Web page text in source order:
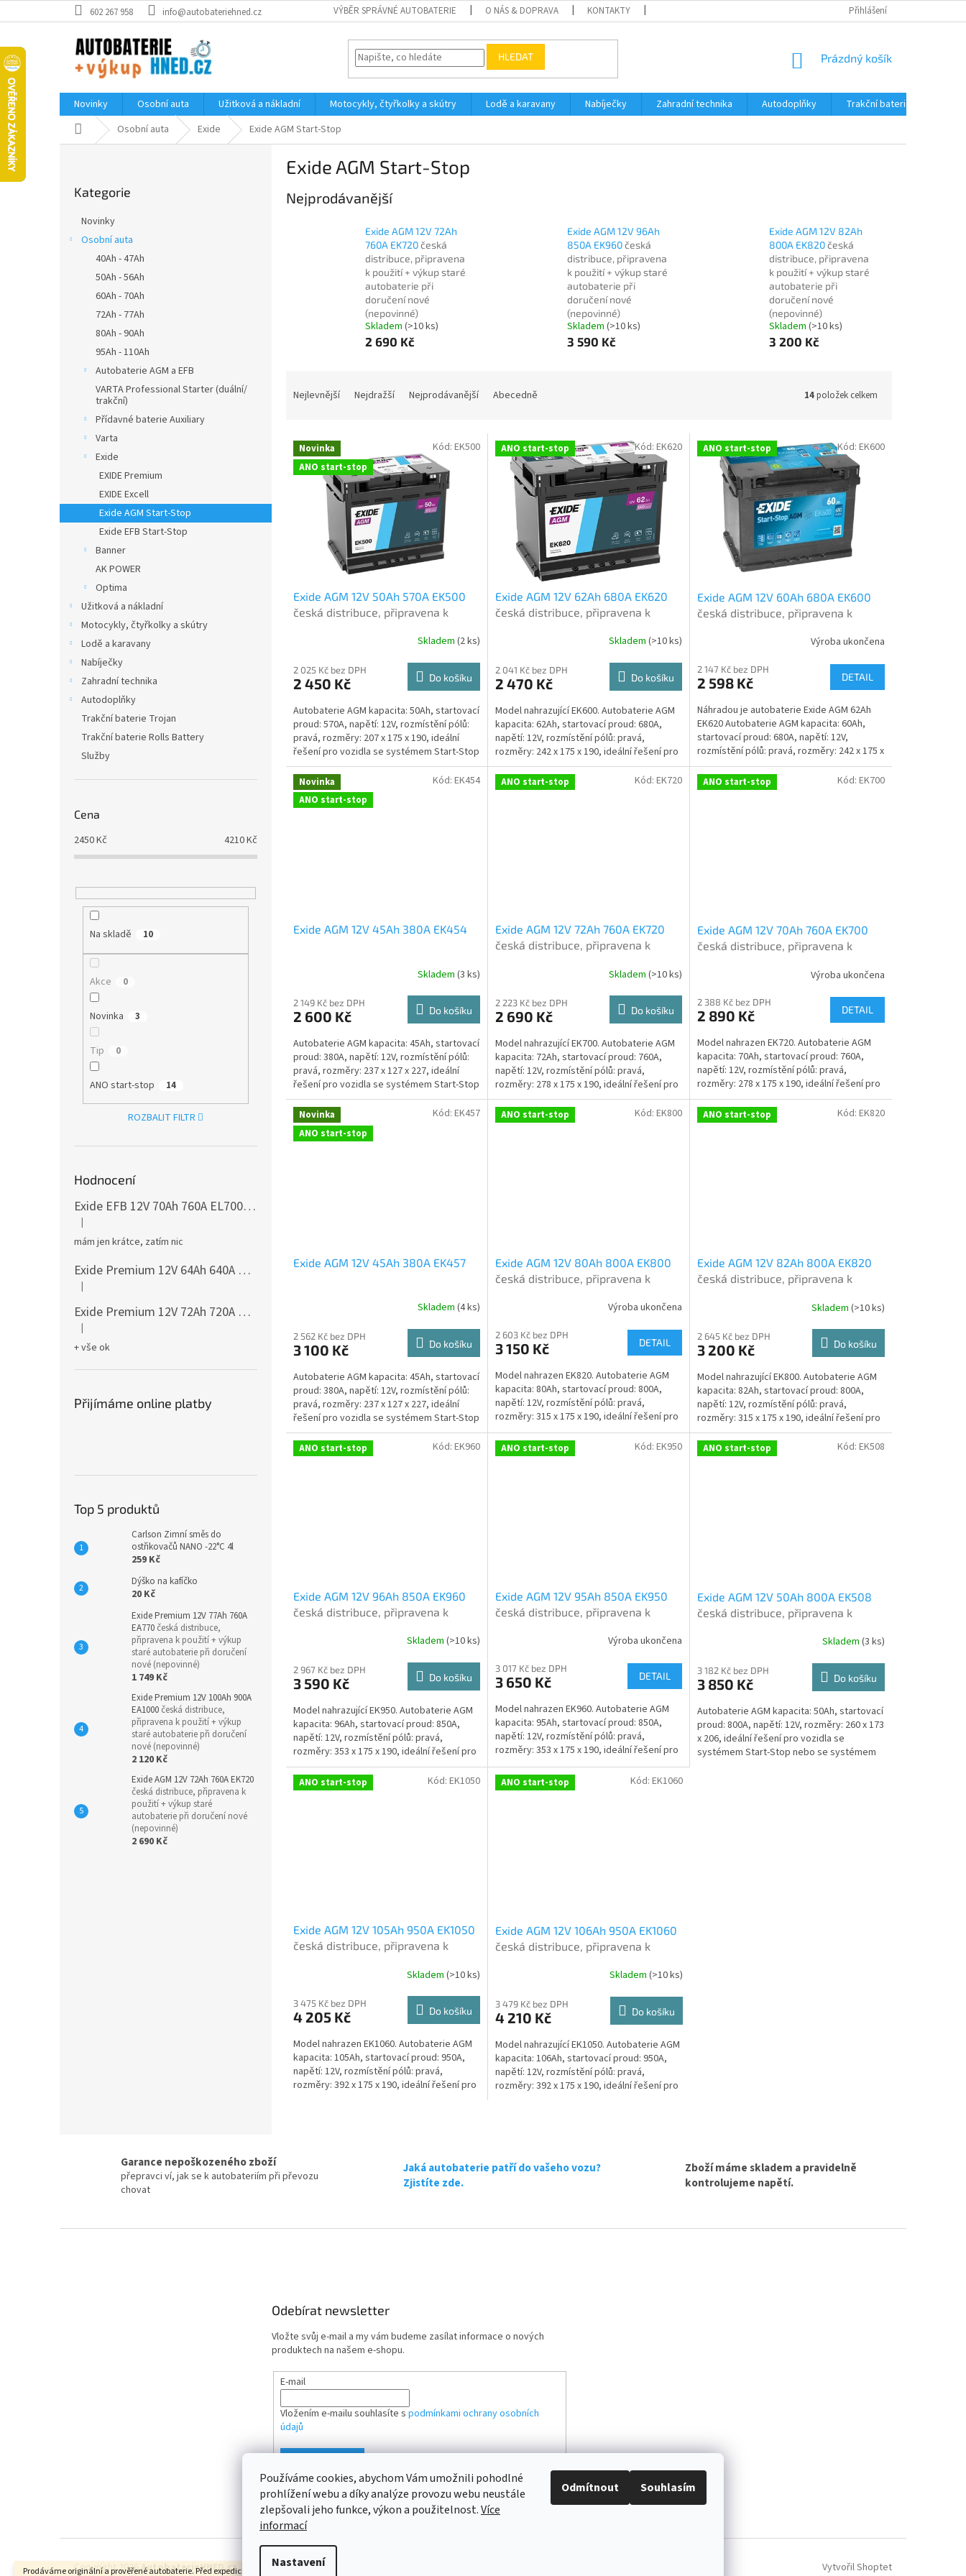
Používáme cookies, abychom Vám umožnili pohodlné
prohlížení webu a díky analýze provozu webu neustále
zlepšovali jeho funkce, výkon a použitelnost.Více
informací
Nastavení
Odmítnout Souhlasím
na
Prodáváme originální a prověřené autobaterie. Před expedicí měříme napětí.
602 267 958 info@autobateriehned.cz VÝBĚR SPRÁVNÉ AUTOBATERIE O NÁS & DOPRAVA KONTAKTY REKLAMACE A VRÁCENÍ ZBOŽÍ
Přihlášení
HLEDAT
NÁKUPNÍ
Prázdný košík
Novinky Osobní auta Užitková a nákladní Motocykly, čtyřkolky a skútry Lodě a karavany Nabíječky Zahradní technika Autodoplňky
Trakční baterie Trojan
Domů Osobní auta Exide Exide AGM Start-Stop
kategorie
Kategorie
Novinky
Osobní auta
40Ah - 47Ah
50Ah - 56Ah
60Ah - 70Ah
72Ah - 77Ah
80Ah - 90Ah
95Ah - 110Ah
Autobaterie AGM a EFB
VARTA Professional Starter (duální/
trakční)
Přídavné baterie Auxiliary
Varta
Exide
EXIDE Premium
EXIDE Excell
Exide AGM Start-Stop
Exide EFB Start-Stop
Banner
AK POWER
Optima
Užitková a nákladní
Motocykly, čtyřkolky a skútry
Lodě a karavany
Nabíječky
Zahradní technika
Autodoplňky
Trakční baterie Trojan
Trakční baterie Rolls Battery
Služby
Cena
2450Kč 4210Kč
Na skladě 10
Akce 0
Novinka 3
Tip 0
ANO start-stop 14
ROZBALIT FILTR
Hodnocení
Exide EFB 12V 70Ah 760A EL700česká distribuce, připravena k použití + výkup staré autobaterie při doručení nové (nepovinné)
Hodnocení produktu je 5 z 5 hvězdiček.
|
mám jen krátce, zatím nic
Exide Premium 12V 64Ah 640A EA640 česká distribuce, připravena k použití + výkup staré autobaterie při doručení nové (nepovinné)
Hodnocení produktu je 5 z 5 hvězdiček.
|
Exide Premium 12V 72Ah 720A EA722 česká distribuce, připravena k použití + výkup staré autobaterie při doručení nové (nepovinné)
Hodnocení produktu je 5 z 5 hvězdiček.
|
+ vše ok
Přijímáme online platby
Top 5 produktů
Carlson Zimní směs do
ostřikovačů NANO -22°C 4l
259 Kč
Dýško na kafíčko
20 Kč
Exide Premium 12V 77Ah 760A
EA770 česká distribuce,
připravena k použití + výkup
staré autobaterie při doručení
nové (nepovinné)
1 749 Kč
Exide Premium 12V 100Ah 900A
EA1000 česká distribuce,
připravena k použití + výkup
staré autobaterie při doručení
nové (nepovinné)
2 120 Kč
Exide AGM 12V 72Ah 760A EK720
česká distribuce, připravena k
použití + výkup staré
autobaterie při doručení nové
(nepovinné)
2 690 Kč
Exide AGM Start-Stop
Nejprodávanější
Exide AGM 12V 72Ah
760A EK720česká
distribuce, připravena
k použití + výkup staré
autobaterie při
doručení nové
(nepovinné)
Skladem (>10 ks)
2 690 Kč
Exide AGM 12V 96Ah
850A EK960česká
distribuce, připravena
k použití + výkup staré
autobaterie při
doručení nové
(nepovinné)
Skladem (>10 ks)
3 590 Kč
Exide AGM 12V 82Ah
800A EK820česká
distribuce, připravena
k použití + výkup staré
autobaterie při
doručení nové
(nepovinné)
Skladem (>10 ks)
3 200 Kč
n
p
Nejlevnější Nejdražší Nejprodávanější Abecedně 14položek celkem
V
p
Novinka
ANO start-stop
Exide AGM 12V 50Ah 570A EK500
česká distribuce, připravena k
při doručení nové (nepovinné)
Skladem (2 ks)
2 025 Kč bez DPH
2 450 Kč Do košíku
Autobaterie AGM kapacita: 50Ah, startovací
proud: 570A, napětí: 12V, rozmístění pólů:
pravá, rozměry: 207 x 175 x 190, ideální
řešení pro vozidla se systémem Start-Stop
nebo se...
Kód: EK500 ANO start-stop
Exide AGM 12V 62Ah 680A EK620
česká distribuce, připravena k
při doručení nové (nepovinné)
Skladem (>10 ks)
2 041 Kč bez DPH
2 470 Kč Do košíku
Model nahrazující EK600. Autobaterie AGM
kapacita: 62Ah, startovací proud: 680A,
napětí: 12V, rozmístění pólů: pravá,
rozměry: 242 x 175 x 190, ideální řešení pro
vozidla...
Kód: EK620 ANO start-stop
Exide AGM 12V 60Ah 680A EK600
česká distribuce, připravena k
při doručení nové (nepovinné)
Výroba ukončena
2 147 Kč bez DPH
2 598 Kč DETAIL
Náhradou je autobaterie Exide AGM 62Ah
EK620 Autobaterie AGM kapacita: 60Ah,
startovací proud: 680A, napětí: 12V,
rozmístění pólů: pravá, rozměry: 242 x 175 x
190, ideální...
Kód: EK600
Novinka
ANO start-stop
Exide AGM 12V 45Ah 380A EK454
Skladem (3 ks)
2 149 Kč bez DPH
2 600 Kč Do košíku
Autobaterie AGM kapacita: 45Ah, startovací
proud: 380A, napětí: 12V, rozmístění pólů:
pravá, rozměry: 237 x 127 x 227, ideální
řešení pro vozidla se systémem Start-Stop
nebo se...
Kód: EK454 ANO start-stop
Exide AGM 12V 72Ah 760A EK720
česká distribuce, připravena k
při doručení nové (nepovinné)
produktu
je
z
5
hvězdiček.
Skladem (>10 ks)
2 223 Kč bez DPH
2 690 Kč Do košíku
Model nahrazující EK700. Autobaterie AGM
kapacita: 72Ah, startovací proud: 760A,
napětí: 12V, rozmístění pólů: pravá,
rozměry: 278 x 175 x 190, ideální řešení pro
vozidla se...
Kód: EK720 ANO start-stop
Exide AGM 12V 70Ah 760A EK700
česká distribuce, připravena k
při doručení nové (nepovinné)
produktu
je
z
5
hvězdiček.
Výroba ukončena
2 388 Kč bez DPH
2 890 Kč DETAIL
Model nahrazen EK720. Autobaterie AGM
kapacita: 70Ah, startovací proud: 760A,
napětí: 12V, rozmístění pólů: pravá,
rozměry: 278 x 175 x 190, ideální řešení pro
vozidla se...
Kód: EK700
Novinka
ANO start-stop
Exide AGM 12V 45Ah 380A EK457
Skladem (4 ks)
2 562 Kč bez DPH
3 100 Kč Do košíku
Autobaterie AGM kapacita: 45Ah, startovací
proud: 380A, napětí: 12V, rozmístění pólů:
pravá, rozměry: 237 x 127 x 227, ideální
řešení pro vozidla se systémem Start-Stop
nebo se...
Kód: EK457 ANO start-stop
Exide AGM 12V 80Ah 800A EK800
česká distribuce, připravena k
při doručení nové (nepovinné)
produktu
je
z
5
hvězdiček.
Výroba ukončena
2 603 Kč bez DPH
3 150 Kč DETAIL
Model nahrazen EK820. Autobaterie AGM
kapacita: 80Ah, startovací proud: 800A,
napětí: 12V, rozmístění pólů: pravá,
rozměry: 315 x 175 x 190, ideální řešení pro
vozidla se...
Kód: EK800 ANO start-stop
Exide AGM 12V 82Ah 800A EK820
česká distribuce, připravena k
při doručení nové (nepovinné)
produktu
je
z
5
hvězdiček.
Skladem (>10 ks)
2 645 Kč bez DPH
3 200 Kč Do košíku
Model nahrazující EK800. Autobaterie AGM
kapacita: 82Ah, startovací proud: 800A,
napětí: 12V, rozmístění pólů: pravá,
rozměry: 315 x 175 x 190, ideální řešení pro
vozidla...
Kód: EK820
ANO start-stop
Exide AGM 12V 96Ah 850A EK960
česká distribuce, připravena k
při doručení nové (nepovinné)
produktu
je
z
5
hvězdiček.
Skladem (>10 ks)
2 967 Kč bez DPH
3 590 Kč Do košíku
Model nahrazující EK950. Autobaterie AGM
kapacita: 96Ah, startovací proud: 850A,
napětí: 12V, rozmístění pólů: pravá,
rozměry: 353 x 175 x 190, ideální řešení pro
vozidla se...
Kód: EK960 ANO start-stop
Exide AGM 12V 95Ah 850A EK950
česká distribuce, připravena k
při doručení nové (nepovinné)
produktu
je
z
5
hvězdiček.
Výroba ukončena
3 017 Kč bez DPH
3 650 Kč DETAIL
Model nahrazen EK960. Autobaterie AGM
kapacita: 95Ah, startovací proud: 850A,
napětí: 12V, rozmístění pólů: pravá,
rozměry: 353 x 175 x 190, ideální řešení pro
vozidla se...
Kód: EK950 ANO start-stop
Exide AGM 12V 50Ah 800A EK508
česká distribuce, připravena k
při doručení nové (nepovinné)
Skladem (3 ks)
3 182 Kč bez DPH
3 850 Kč Do košíku
Autobaterie AGM kapacita: 50Ah, startovací
proud: 800A, napětí: 12V, rozměry: 260 x 173
x 206, ideální řešení pro vozidla se
systémem Start-Stop nebo se systémem
Kód: EK508
ANO start-stop
Exide AGM 12V 105Ah 950A EK1050
česká distribuce, připravena k
při doručení nové (nepovinné)
produktu
je
z
5
hvězdiček.
Skladem (>10 ks)
3 475 Kč bez DPH
4 205 Kč Do košíku
Model nahrazen EK1060. Autobaterie AGM
kapacita: 105Ah, startovací proud: 950A,
napětí: 12V, rozmístění pólů: pravá,
rozměry: 392 x 175 x 190, ideální řešení pro
Kód: EK1050 ANO start-stop
Exide AGM 12V 106Ah 950A EK1060
česká distribuce, připravena k
při doručení nové (nepovinné)
produktu
je
z
5
hvězdiček.
Skladem (>10 ks)
3 479 Kč bez DPH
4 210 Kč Do košíku
Model nahrazující EK1050. Autobaterie AGM
kapacita: 106Ah, startovací proud: 950A,
napětí: 12V, rozmístění pólů: pravá,
rozměry: 392 x 175 x 190, ideální řešení pro
Kód: EK1060
d
p
Garance nepoškozeného zboží
přepravci ví, jak se k autobateriím při převozu
chovat
Jaká autobaterie patří do vašeho vozu?
Zjistíte zde.
Zboží máme skladem a pravidelně
kontrolujeme napětí.
Odebírat newsletter
Vložte svůj e-mail a my vám budeme zasílat informace o nových
produktech na našem e-shopu.
E-mail
Vložením e-mailu souhlasíte s podmínkami ochrany osobních
údajů
Vytvořil Shoptet
Copyright 2026AutobaterieHNED.cz. Všechna práva vyhrazena.